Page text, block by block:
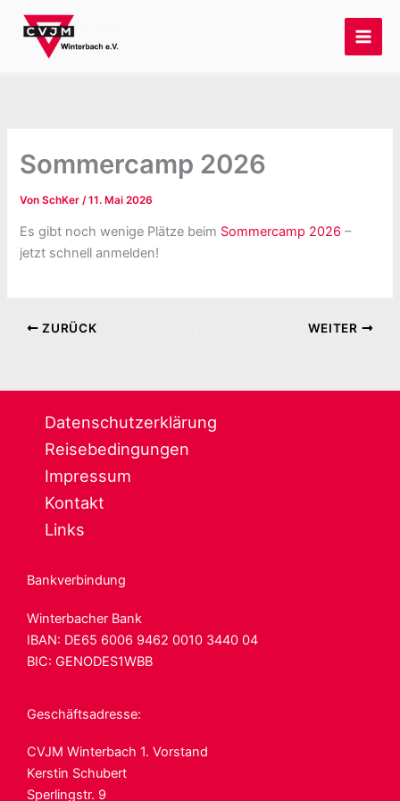
Inhalt
springen
Sommercamp 2026
VonSchKer /11. Mai 2026
Es gibt noch wenige Plätze beim Sommercamp 2026 –
jetzt schnell anmelden!
ZURÜCK WEITER
Datenschutzerklärung
Reisebedingungen
Impressum
Kontakt
Links
Bankverbindung
Winterbacher Bank
IBAN: DE65 6006 9462 0010 3440 04
BIC: GENODES1WBB
Geschäftsadresse:
CVJM Winterbach 1. Vorstand
Kerstin Schubert
Sperlingstr. 9